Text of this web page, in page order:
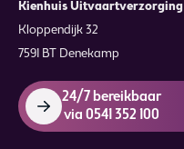
Kienhuis Uitvaartverzorging
Kloppendijk 32
7591 BT Denekamp
24/7 bereikbaar
via 0541 352 100